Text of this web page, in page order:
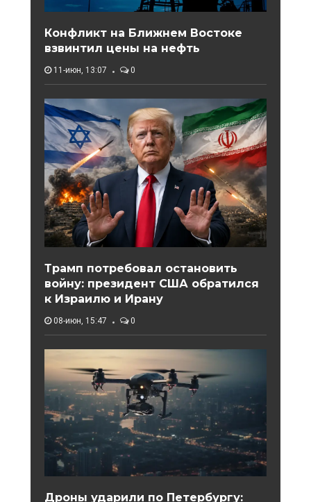
Конфликт на Ближнем Востоке
взвинтил цены на нефть
11-июн, 13:07 0
Трамп потребовал остановить
войну: президент США обратился
к Израилю и Ирану
08-июн, 15:47 0
Дроны ударили по Петербургу: